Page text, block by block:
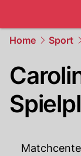
Home Sport